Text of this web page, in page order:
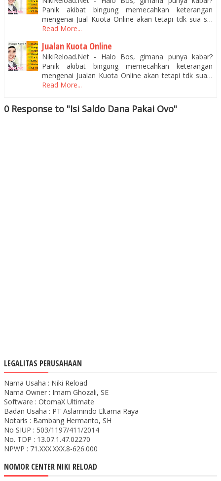
Panik akibat bingung memecahkan keterangan
mengenai Jual Kuota Online akan tetapi tdk sua s…
Read More...
Jualan Kuota Online
NikiReload.Net - Halo Bos, gimana punya kabar?
Panik akibat bingung memecahkan keterangan
mengenai Jualan Kuota Online akan tetapi tdk sua…
Read More...
0 Response to "Isi Saldo Dana Pakai Ovo"
LEGALITAS PERUSAHAAN
Nama Usaha : Niki Reload
Nama Owner : Imam Ghozali, SE
Software : OtomaX Ultimate
Badan Usaha : PT Aslamindo Eltama Raya
Notaris : Bambang Hermanto, SH
No SIUP : 503/1197/411/2014
No. TDP : 13.07.1.47.02270
NPWP : 71.XXX.XXX.8-626.000
NOMOR CENTER NIKI RELOAD